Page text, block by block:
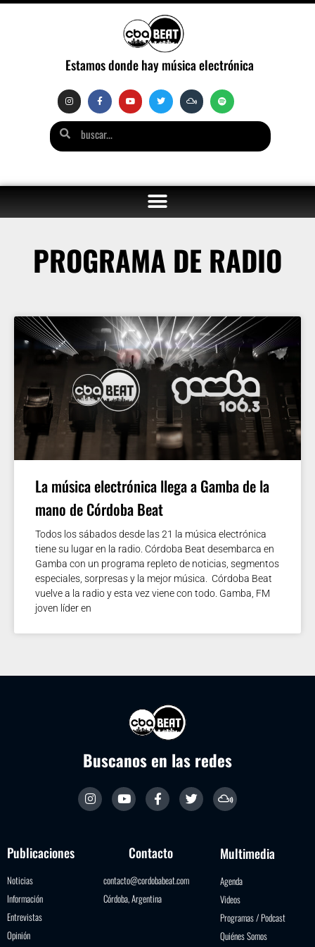
Estamos donde hay música electrónica
PROGRAMA DE RADIO
La música electrónica llega a Gamba de la
mano de Córdoba Beat
Todos los sábados desde las 21 la música electrónica
tiene su lugar en la radio. Córdoba Beat desembarca en
Gamba con un programa repleto de noticias, segmentos
especiales, sorpresas y la mejor música. Córdoba Beat
vuelve a la radio y esta vez viene con todo. Gamba, FM
joven líder en
Buscanos en las redes
Publicaciones
Noticias
Información
Entrevistas
Opinión
Contacto
contacto@cordobabeat.com
Córdoba, Argentina
Multimedia
Agenda
Videos
Programas / Podcast
Quiénes Somos